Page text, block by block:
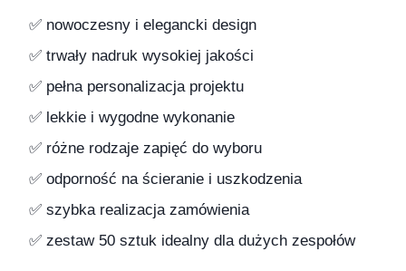
✅ nowoczesny i elegancki design
✅ trwały nadruk wysokiej jakości
✅ pełna personalizacja projektu
✅ lekkie i wygodne wykonanie
✅ różne rodzaje zapięć do wyboru
✅ odporność na ścieranie i uszkodzenia
✅ szybka realizacja zamówienia
✅ zestaw 50 sztuk idealny dla dużych zespołów